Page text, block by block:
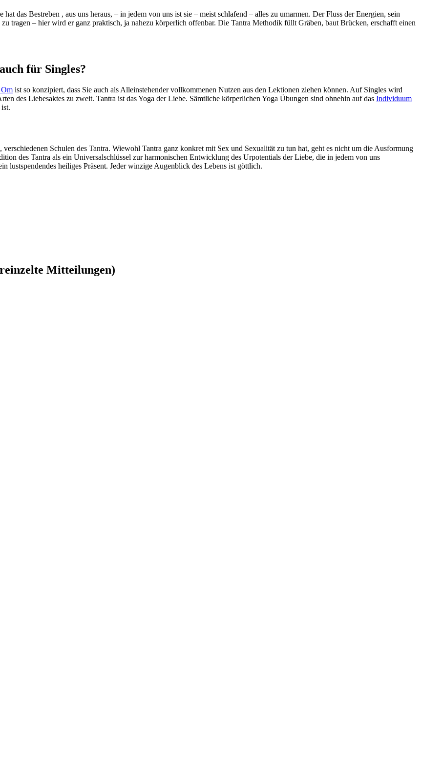
das Bestreben , aus uns heraus, – in jedem von uns ist sie – meist schlafend – alles zu umarmen. Der Fluss der Energien, sein
tragen – hier wird er ganz praktisch, ja nahezu körperlich offenbar. Die Tantra Methodik füllt Gräben, baut Brücken, erschafft einen
für Singles?
ist so konzipiert, dass Sie auch als Alleinstehender vollkommenen Nutzen aus den Lektionen ziehen können. Auf Singles wird
des Liebesaktes zu zweit. Tantra ist das Yoga der Liebe. Sämtliche körperlichen Yoga Übungen sind ohnehin auf das Individuum
Schulen des Tantra. Wiewohl Tantra ganz konkret mit Sex und Sexualität zu tun hat, geht es nicht um die Ausformung
des Tantra als ein Universalschlüssel zur harmonischen Entwicklung des Urpotentials der Liebe, die in jedem von uns
lustspendendes heiliges Präsent. Jeder winzige Augenblick des Lebens ist göttlich.
Mitteilungen)